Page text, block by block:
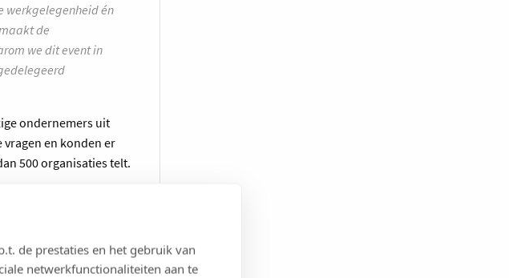
de prestaties en het gebruik van
netwerkfunctionaliteiten aan te
werkgelegenheid én
de
we dit event in
ondernemers uit
en konden er
500 organisaties telt.